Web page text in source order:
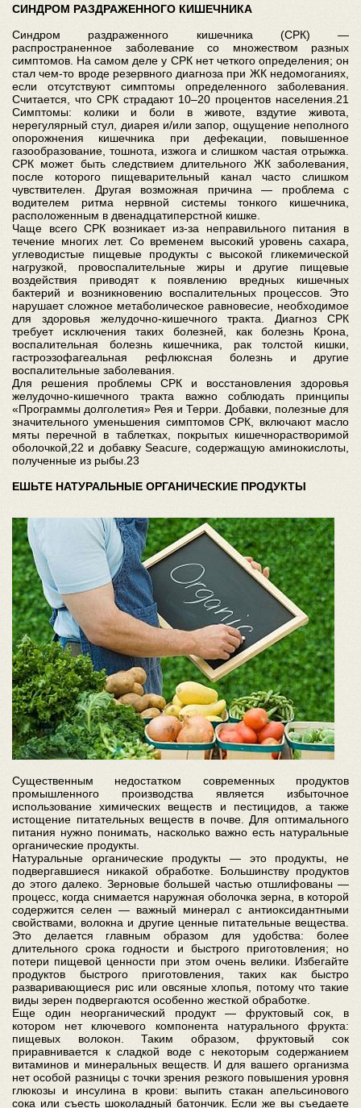
СИНДРОМ РАЗДРАЖЕННОГО КИШЕЧНИКА
Синдром раздраженного кишечника (СРК) —
распространенное заболевание со множеством разных
симптомов. На самом деле у СРК нет четкого определения; он
стал чем-то вроде резервного диагноза при ЖК недомоганиях,
если отсутствуют симптомы определенного заболевания.
Считается, что СРК страдают 10–20 процентов населения.21
Симптомы: колики и боли в животе, вздутие живота,
нерегулярный стул, диарея и/или запор, ощущение неполного
опорожнения кишечника при дефекации, повышенное
газообразование, тошнота, изжога и слишком частая отрыжка.
СРК может быть следствием длительного ЖК заболевания,
после которого пищеварительный канал часто слишком
чувствителен. Другая возможная причина — проблема с
водителем ритма нервной системы тонкого кишечника,
расположенным в двенадцатиперстной кишке.
Чаще всего СРК возникает из-за неправильного питания в
течение многих лет. Со временем высокий уровень сахара,
углеводистые пищевые продукты с высокой гликемической
нагрузкой, провоспалительные жиры и другие пищевые
воздействия приводят к появлению вредных кишечных
бактерий и возникновению воспалительных процессов. Это
нарушает сложное метаболическое равновесие, необходимое
для здоровья желудочно-кишечного тракта. Диагноз СРК
требует исключения таких болезней, как болезнь Крона,
воспалительная болезнь кишечника, рак толстой кишки,
гастроэзофагеальная рефлюксная болезнь и другие
воспалительные заболевания.
Для решения проблемы СРК и восстановления здоровья
желудочно-кишечного тракта важно соблюдать принципы
«Программы долголетия» Рея и Терри. Добавки, полезные для
значительного уменьшения симптомов СРК, включают масло
мяты перечной в таблетках, покрытых кишечнорастворимой
оболочкой,22 и добавку Seacure, содержащую аминокислоты,
полученные из рыбы.23
ЕШЬТЕ НАТУРАЛЬНЫЕ ОРГАНИЧЕСКИЕ ПРОДУКТЫ
Существенным недостатком современных продуктов
промышленного производства является избыточное
использование химических веществ и пестицидов, а также
истощение питательных веществ в почве. Для оптимального
питания нужно понимать, насколько важно есть натуральные
органические продукты.
Натуральные органические продукты — это продукты, не
подвергавшиеся никакой обработке. Большинству продуктов
до этого далеко. Зерновые большей частью отшлифованы —
процесс, когда снимается наружная оболочка зерна, в которой
содержится селен — важный минерал с антиоксидантными
свойствами, волокна и другие ценные питательные вещества.
Это делается главным образом для удобства: более
длительного срока годности и быстрого приготовления; но
потери пищевой ценности при этом очень велики. Избегайте
продуктов быстрого приготовления, таких как быстро
разваривающиеся рис или овсяные хлопья, потому что такие
виды зерен подвергаются особенно жесткой обработке.
Еще один неорганический продукт — фруктовый сок, в
котором нет ключевого компонента натурального фрукта:
пищевых волокон. Таким образом, фруктовый сок
приравнивается к сладкой воде с некоторым содержанием
витаминов и минеральных веществ. И для вашего организма
нет особой разницы с точки зрения резкого повышения уровня
глюкозы и инсулина в крови: выпить стакан апельсинового
сока или съесть шоколадный батончик. Если же вы съедаете